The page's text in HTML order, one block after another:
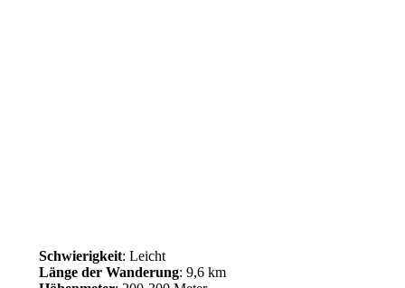
Schwierigkeit: Leicht
Länge der Wanderung: 9,6 km